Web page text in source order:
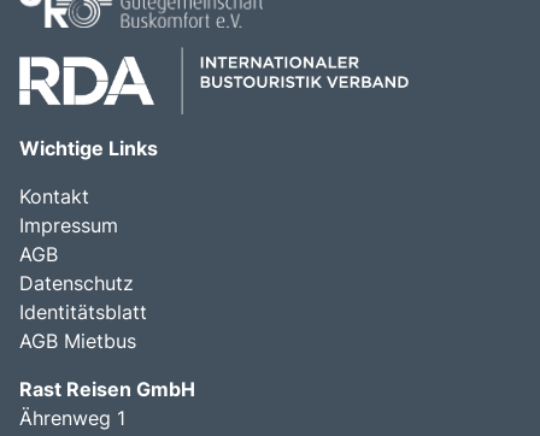
Wichtige Links
Kontakt
Impressum
AGB
Datenschutz
Identitätsblatt
AGB Mietbus
Rast Reisen GmbH
Ährenweg 1